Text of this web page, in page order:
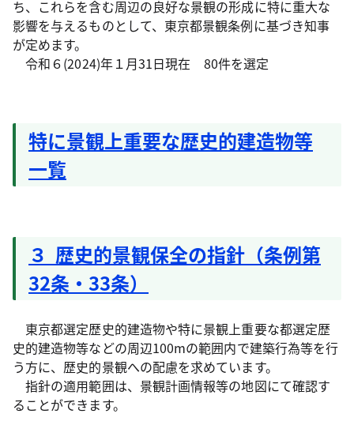
ち、これらを含む周辺の良好な景観の形成に特に重大な
影響を与えるものとして、東京都景観条例に基づき知事
が定めます。
令和６(2024)年１月31日現在 80件を選定
特に景観上重要な歴史的建造物等
一覧
３ 歴史的景観保全の指針（条例第
32条・33条）
東京都選定歴史的建造物や特に景観上重要な都選定歴
史的建造物等などの周辺100mの範囲内で建築行為等を行
う方に、歴史的景観への配慮を求めています。
指針の適用範囲は、景観計画情報等の地図にて確認す
ることができます。